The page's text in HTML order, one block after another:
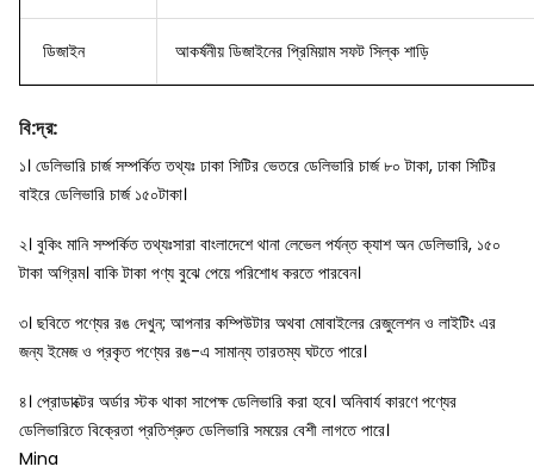
ডিজাইন আকর্ষনীয় ডিজাইনের প্রিমিয়াম সফট সিল্ক শাড়ি
বি:দ্র:
১। ডেলিভারি চার্জ সম্পর্কিত তথ্যঃ ঢাকা সিটির ভেতরে ডেলিভারি চার্জ ৮০ টাকা, ঢাকা সিটির
বাইরে ডেলিভারি চার্জ ১৫০টাকা।
২। বুকিং মানি সম্পর্কিত তথ্যঃসারা বাংলাদেশে থানা লেভেল পর্যন্ত ক্যাশ অন ডেলিভারি, ১৫০
টাকা অগ্রিম। বাকি টাকা পণ্য বুঝে পেয়ে পরিশোধ করতে পারবেন।
৩। ছবিতে পণ্যের রঙ দেখুন; আপনার কম্পিউটার অথবা মোবাইলের রেজুলেশন ও লাইটিং এর
জন্য ইমেজ ও প্রকৃত পণ্যের রঙ-এ সামান্য তারতম্য ঘটতে পারে।
৪। প্রোডাক্টের অর্ডার স্টক থাকা সাপেক্ষ ডেলিভারি করা হবে। অনিবার্য কারণে পণ্যের
ডেলিভারিতে বিক্রেতা প্রতিশ্রুত ডেলিভারি সময়ের বেশী লাগতে পারে।
Mina